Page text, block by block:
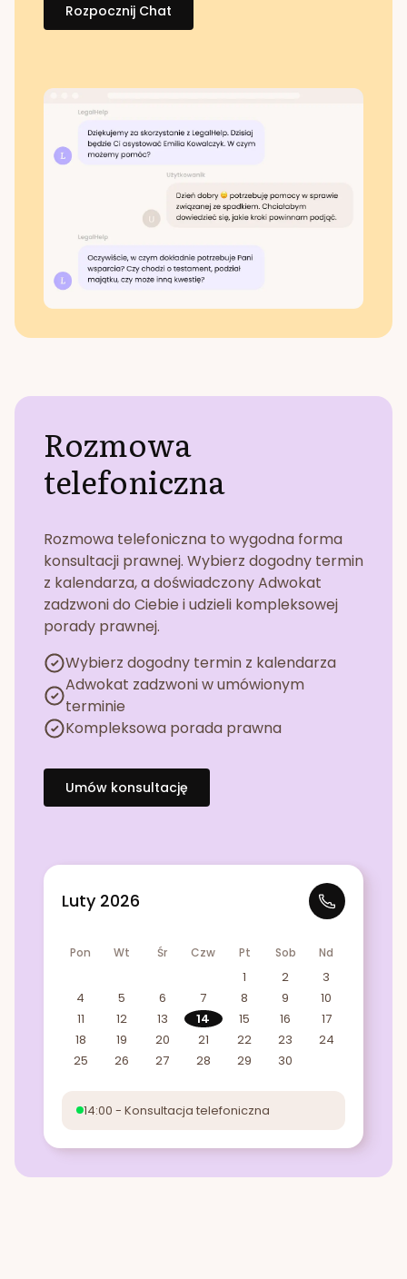
Rozpocznij Chat
Rozmowa
telefoniczna
Rozmowa telefoniczna to wygodna forma
konsultacji prawnej. Wybierz dogodny termin
z kalendarza, a doświadczony Adwokat
zadzwoni do Ciebie i udzieli kompleksowej
porady prawnej.
Wybierz dogodny termin z kalendarza
Adwokat zadzwoni w umówionym
terminie
Kompleksowa porada prawna
Umów konsultację
Luty 2026
Pon Wt Śr Czw Pt Sob Nd
1 2
3
4
5 6 7 8 9
10
11
12 13 14 15 16
17
18
19 20 21 22 23
24
25
26 27 28 29 30
14:00 - Konsultacja telefoniczna